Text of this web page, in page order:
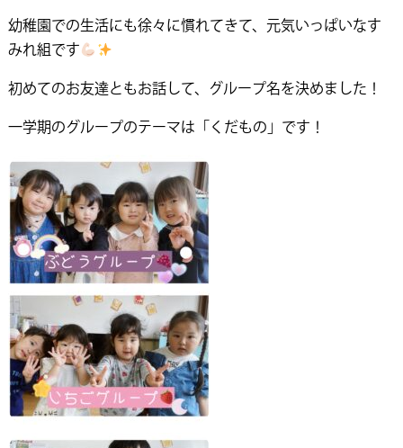
幼稚園での生活にも徐々に慣れてきて、元気いっぱいなす
みれ組です
初めてのお友達ともお話して、グループ名を決めました！
一学期のグループのテーマは「くだもの」です！